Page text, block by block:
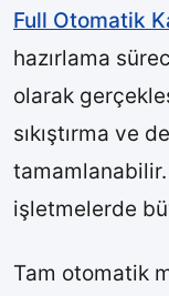
Full Otomatik
hazırlama
olarak
sıkıştırma ve
işletmelerde
Tam otomatik